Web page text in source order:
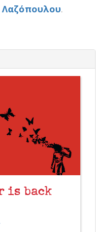
Λαζόπουλου.
is back